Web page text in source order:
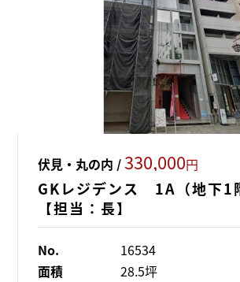
伏見・丸の内 /330,000円
GKレジデンス 1A（地下1
【担当：長】
No.
16534
面積
28.5坪